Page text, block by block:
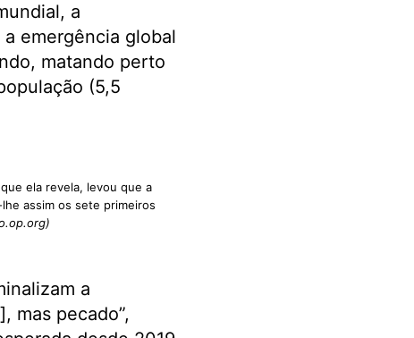
a
emergência global
matando perto
(5,5
ela revela, levou que a
assim os sete primeiros
a
mas pecado”,